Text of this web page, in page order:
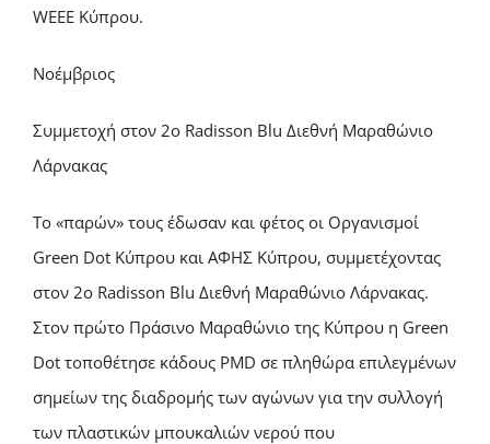
WEEE Kύπρου.
Νοέμβριος
Συμμετοχή στον 2ο Radisson Blu Διεθνή Μαραθώνιο
Λάρνακας
Το «παρών» τους έδωσαν και φέτος οι Οργανισμοί
Green Dot Κύπρου και ΑΦΗΣ Κύπρου, συμμετέχοντας
στον 2ο Radisson Blu Διεθνή Μαραθώνιο Λάρνακας.
Στον πρώτο Πράσινο Μαραθώνιο της Κύπρου η Green
Dot τοποθέτησε κάδους PMD σε πληθώρα επιλεγμένων
σημείων της διαδρομής των αγώνων για την συλλογή
των πλαστικών μπουκαλιών νερού που